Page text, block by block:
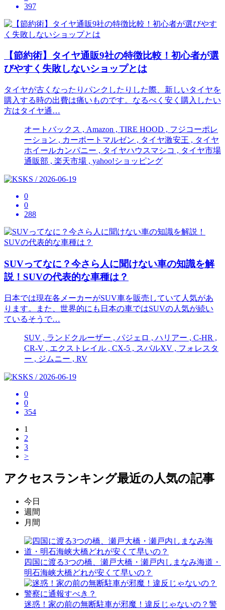
397
【節約術】タイヤ通販9社の特徴比較！初心者が選
びやすく失敗しないショップとは
タイヤが古くなったりパンクしたりした際、新しいタイヤを
購入する時の出費は痛いものです。なるべく安く購入したい
方はタイヤ通…
オートバックス , Amazon , TIRE HOOD , フジコーポレ
ーション , カーポートマルゼン , タイヤ激安王 , タイヤ
ホイールカンパニー , タイヤハウスマシコ , タイヤ市場
通販部 , 楽天市場 , yahoo!ショッピング
KS / 2026-06-19
0
0
288
SUVってなに？今さら人に聞けない車の知識を解
説！SUVの代表的な車種は？
日本では現在各メーカーがSUV車を販売していて人気があ
ります。また、世界的にも日本の車ではSUVの人気が続い
ているそうで…
SUV , ランドクルーザー , パジェロ , ハリアー , C-HR ,
CR-V , エクストレイル , CX-5 , スバルXV , フォレスタ
ー , ジムニー , RV
KS / 2026-06-19
0
0
354
1
2
3
>
アクセスランキング最近の人気の記事
今日
週間
月間
四国に渡る3つの橋、瀬戸大橋・瀬戸内しまなみ海道・
明石海峡大橋どれが安くて早いの？
迷惑！家の前の無断駐車が邪魔！違反じゃないの？警